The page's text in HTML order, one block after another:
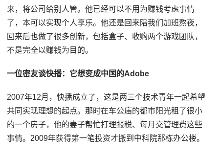
来，将公司给别人管。他已经可以不用为赚钱考虑事情
了，本可以实现个人享乐。他还是回来陪我们加班熬夜，
回来后也做了很多创新，包括盒子、收购两个游戏团队，
不是完全以赚钱为目的。
一位密友谈快播：它想变成中国的Adobe
2007年12月，快播成立了，这是两三个技术青年一起希望
共同实现理想的起点。那时在车公庙的都市阳光租了很小
的一个房子，他的妻子帮忙打理报税、每月交管理费这些
事情。2009年获得第一笔投资才搬到中科院那栋办公楼。